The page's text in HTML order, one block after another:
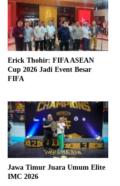
Erick Thohir: FIFA ASEAN
Cup 2026 Jadi Event Besar
FIFA
Jawa Timur Juara Umum Elite
IMC 2026